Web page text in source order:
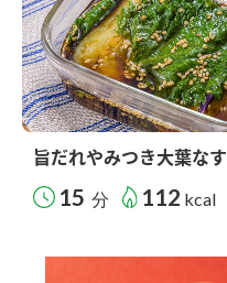
旨だれやみつき大葉なす
15 分 112 kcal